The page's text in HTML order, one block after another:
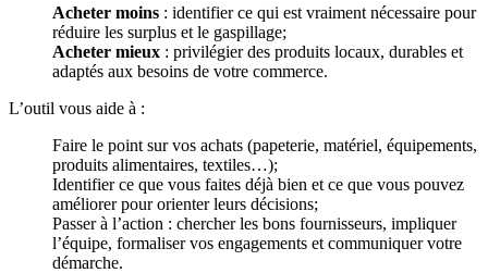
Acheter moins : identifier ce qui est vraiment nécessaire pour
réduire les surplus et le gaspillage;
Acheter mieux : privilégier des produits locaux, durables et
adaptés aux besoins de votre commerce.
L’outil vous aide à :
Faire le point sur vos achats (papeterie, matériel, équipements,
produits alimentaires, textiles…);
Identifier ce que vous faites déjà bien et ce que vous pouvez
améliorer pour orienter leurs décisions;
Passer à l’action : chercher les bons fournisseurs, impliquer
l’équipe, formaliser vos engagements et communiquer votre
démarche.